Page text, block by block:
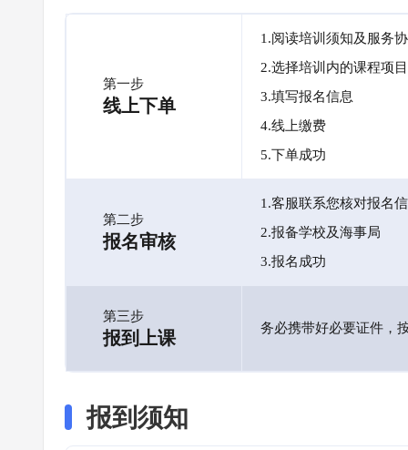
第一步
线上下单
1.阅读培训须知及服务
2.选择培训内的课程项目
3.填写报名信息
4.线上缴费
5.下单成功
第二步
报名审核
1.客服联系您核对报名
2.报备学校及海事局
3.报名成功
第三步
报到上课 务必携带好必要证件，
报到须知